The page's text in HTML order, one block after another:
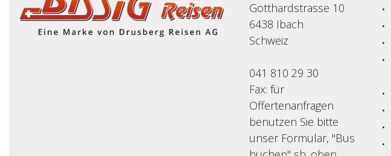
Gotthardstrasse 10
6438 Ibach
Schweiz
041 810 29 30
Fax: für
Offertenanfragen
benutzen Sie bitte
unser Formular, "Bus